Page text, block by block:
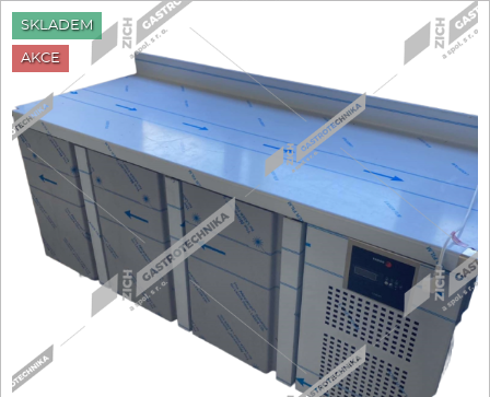
Fritézy
Pánve
Gastronádoby
PIZZA technologie
Grilovací desky - Grily
Prostředky-Změkčovače
SKLADEM
AKCE